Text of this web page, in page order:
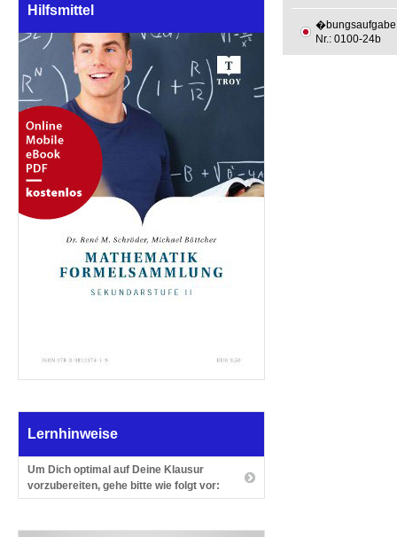
Hilfsmittel
Lernhinweise
Um Dich optimal auf Deine Klausur
vorzubereiten, gehe bitte wie folgt vor:
�bungsaufgabe
Nr.: 0100-24b